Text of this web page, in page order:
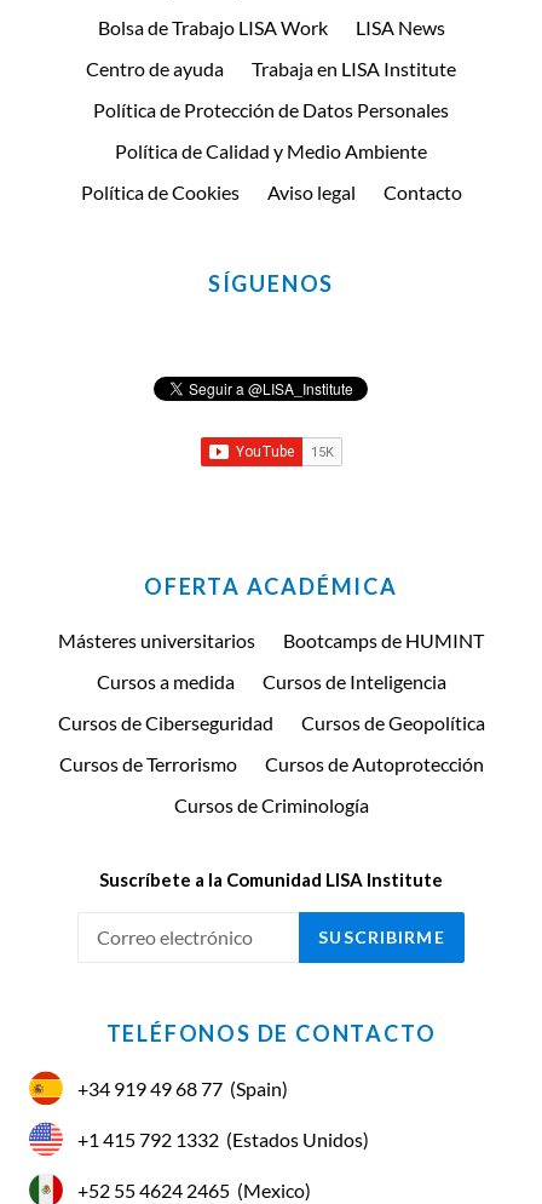
Bolsa de Trabajo LISA Work
LISA News
Centro de ayuda
Trabaja en LISA Institute
Política de Protección de Datos Personales
Política de Calidad y Medio Ambiente
Política de Cookies
Aviso legal Contacto
SÍGUENOS
OFERTA ACADÉMICA
Másteres universitarios
Bootcamps de HUMINT
Cursos a medida
Cursos de Inteligencia
Cursos de Ciberseguridad
Cursos de Geopolítica
Cursos de Terrorismo
Cursos de Autoprotección
Cursos de Criminología
Suscríbete a la Comunidad LISA Institute
SUSCRIBIRME
TELÉFONOS DE CONTACTO
+34 919 49 68 77 (Spain)
+1 415 792 1332 (Estados Unidos)
+52 55 4624 2465 (Mexico)